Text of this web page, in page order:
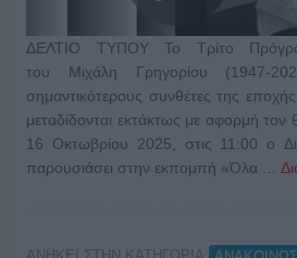
ΔΕΛΤΙΟ ΤΥΠΟΥ Το Τρίτο
του Μιχάλη Γρηγορίου (1947-
σημαντικότερους συνθέτες της
μεταδίδονται εκτάκτως με αφορμή
16 Οκτωβρίου 2025, στις 11:00 ο
παρουσιάσει στην εκπομπή «Όλα …